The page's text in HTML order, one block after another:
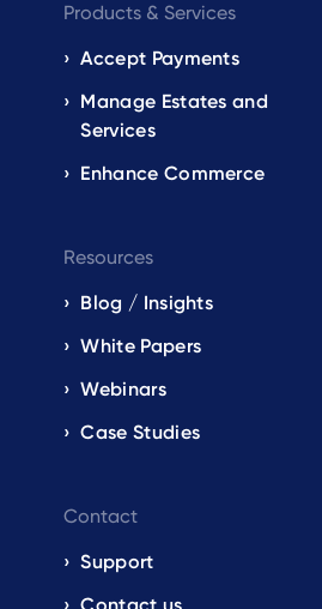
Products & Services
Accept Payments
Manage Estates and
Services
Enhance Commerce
Resources
Blog / Insights
White Papers
Webinars
Case Studies
Contact
Support